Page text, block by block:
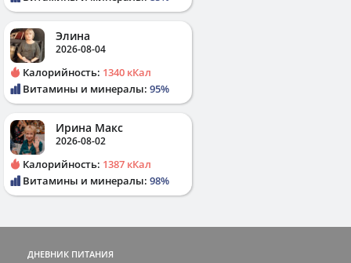
Элина
2026-08-04
Калорийность: 1340 кКал
Витамины и минералы: 95%
Ирина Макс
2026-08-02
Калорийность: 1387 кКал
Витамины и минералы: 98%
ДНЕВНИК ПИТАНИЯ